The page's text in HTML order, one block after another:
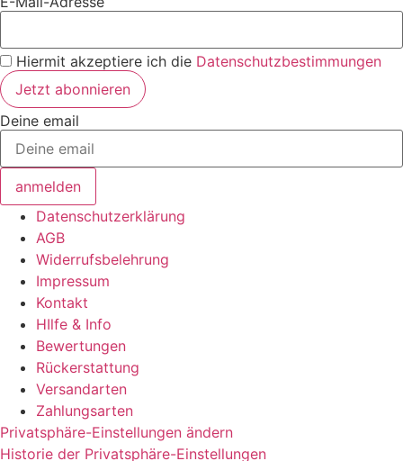
Hiermit akzeptiere ich die Datenschutzbestimmungen
Deine email
anmelden
Datenschutzerklärung
AGB
Widerrufsbelehrung
Impressum
Kontakt
HIlfe & Info
Bewertungen
Rückerstattung
Versandarten
Zahlungsarten
Privatsphäre-Einstellungen ändern
Historie der Privatsphäre-Einstellungen